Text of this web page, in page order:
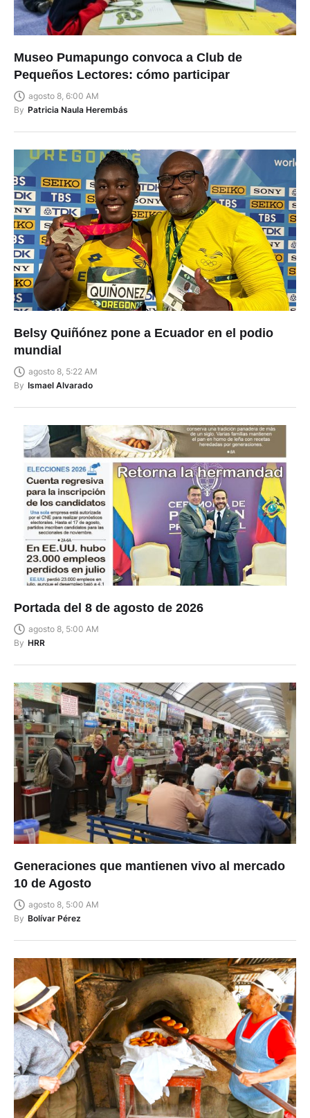
Museo Pumapungo convoca a Club de
Pequeños Lectores: cómo participar
agosto 8, 6:00 AM
By Patricia Naula Herembás
Belsy Quiñónez pone a Ecuador en el podio
mundial
agosto 8, 5:22 AM
By Ismael Alvarado
Portada del 8 de agosto de 2026
agosto 8, 5:00 AM
By HRR
Generaciones que mantienen vivo al mercado
10 de Agosto
agosto 8, 5:00 AM
By Bolívar Pérez